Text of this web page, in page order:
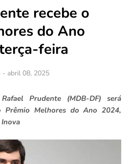
recebe o
do Ano
feira
- abril 08, 2025
Prudente (MDB-DF) será
Prêmio Melhores do Ano 2024,